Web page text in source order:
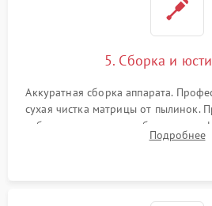
5. Сборка и
Аккуратная сборка аппарата.
сухая чистка матрицы от пылинок.
рабочего отрезка, калибровка
экспозамера с помощью
Подробнее